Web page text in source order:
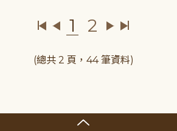
1 2
(總共 2 頁，44 筆資料)